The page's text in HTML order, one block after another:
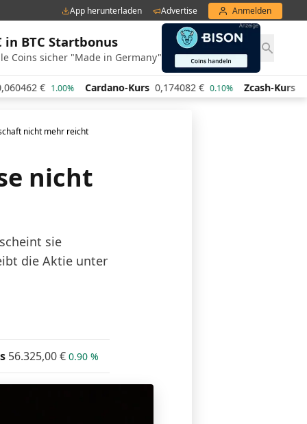
App herunterladen Advertise Anmelden
in BTC Startbonus
Coins sicher "Made in Germany"
€ 1.00% Cardano-Kurs 0,174082 € 0.10% Zcash-Kurs
nicht mehr reicht
nicht
sie
die Aktie unter
56.325,00€ 0.90 %